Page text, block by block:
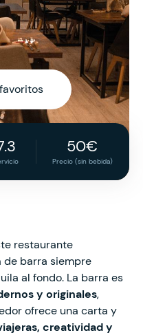
50€
Precio (sin bebida)
restaurante
de barra siempre
al fondo. La barra es
y originales,
ofrece una carta y
creatividad y